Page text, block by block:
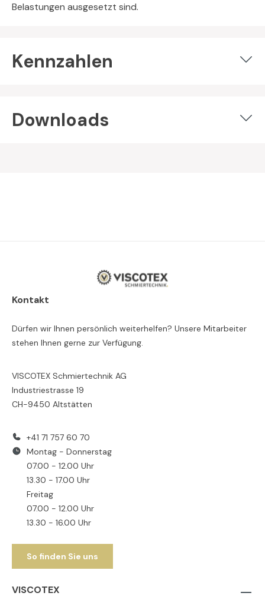
Belastungen ausgesetzt sind.
Kennzahlen
Downloads
Kontakt
Dürfen wir Ihnen persönlich weiterhelfen? Unsere Mitarbeiter
stehen Ihnen gerne zur Verfügung.
VISCOTEX Schmiertechnik AG
Industriestrasse 19
CH-9450 Altstätten
+41 71 757 60 70
Montag - Donnerstag
07.00 - 12.00 Uhr
13.30 - 17.00 Uhr
Freitag
07.00 - 12.00 Uhr
13.30 - 16.00 Uhr
So finden Sie uns
VISCOTEX